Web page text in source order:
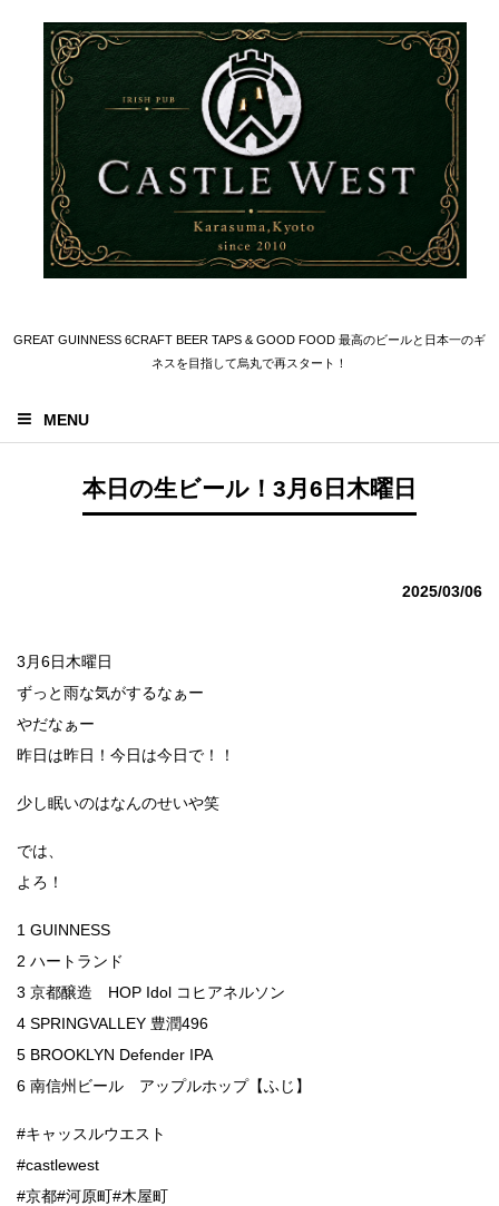
GREAT GUINNESS 6CRAFT BEER TAPS & GOOD FOOD 最高のビールと日本一のギ
ネスを目指して烏丸で再スタート！
MENU
本日の生ビール！3月6日木曜日
2025/03/06
3月6日木曜日
ずっと雨な気がするなぁー
やだなぁー
昨日は昨日！今日は今日で！！
少し眠いのはなんのせいや笑
では、
よろ！
1 GUINNESS
2 ハートランド
3 京都醸造 HOP Idol コヒアネルソン
4 SPRINGVALLEY 豊潤496
5 BROOKLYN Defender IPA
6 南信州ビール アップルホップ【ふじ】
#キャッスルウエスト
#castlewest
#京都#河原町#木屋町